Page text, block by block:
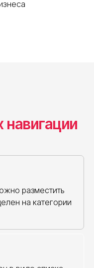
навигации
разместить
на категории